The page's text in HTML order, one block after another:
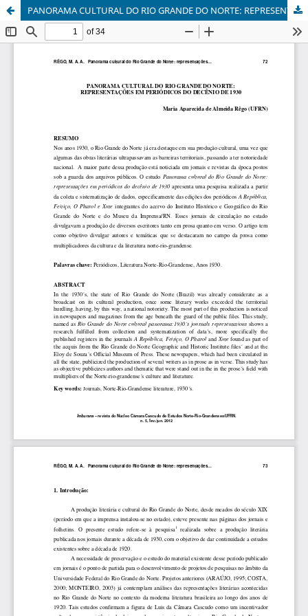
PANORAMA CULTURAL DO RIO GRANDE DO NORTE: REPRESENTAÇÕES EM PERIÓDICOS DO DECÊNIO DE 1930